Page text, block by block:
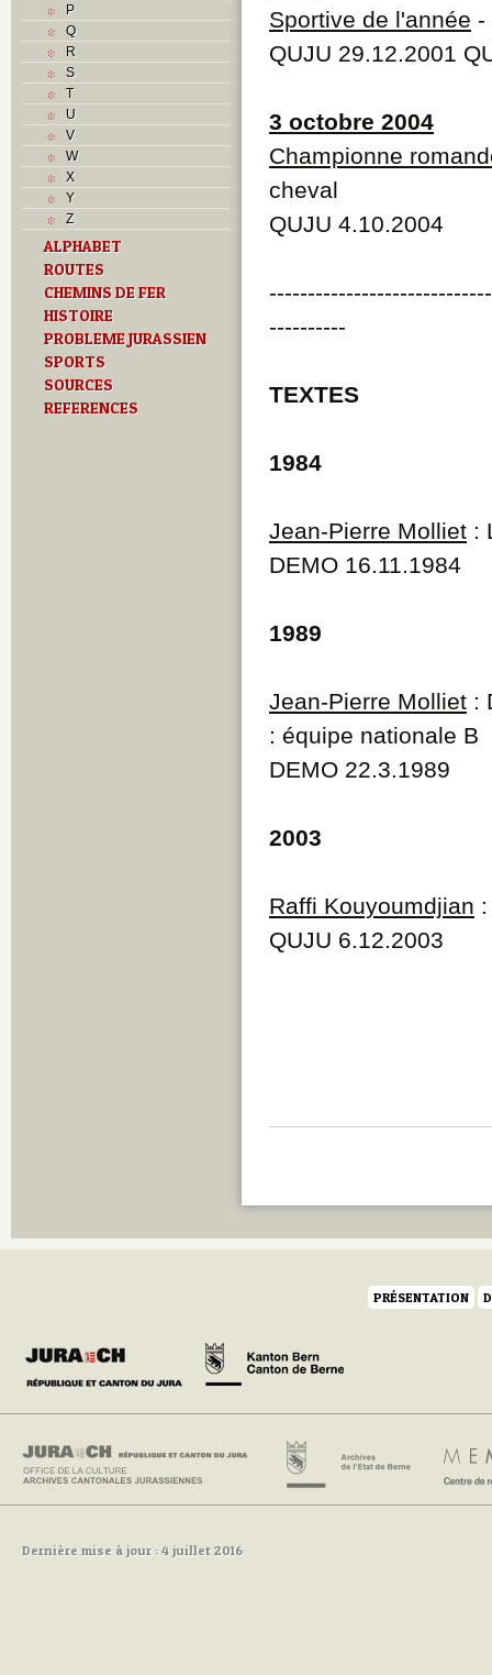
P
Q
R
S
T
U
V
W
X
Y
Z
ALPHABET
ROUTES
CHEMINS DE FER
HISTOIRE
PROBLEME JURASSIEN
SPORTS
SOURCES
REFERENCES
Sportive de l'année -
QUJU 29.12.2001
3 octobre 2004
Championne
cheval
QUJU 4.10.2004
----------
TEXTES
1984
Jean-Pierre Molliet :
DEMO 16.11.1984
1989
Jean-Pierre Molliet :
: équipe nationale B
DEMO 22.3.1989
2003
Raffi Kouyoumdjian
QUJU 6.12.2003
PRÉSENTATION
Dernière mise à jour : 4 juillet 2016